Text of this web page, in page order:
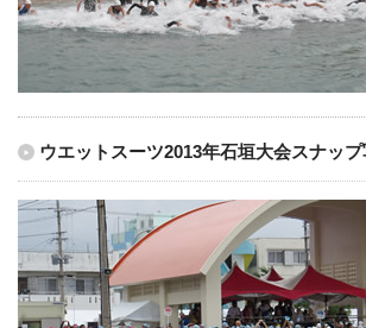
ウエットスーツ2013年石垣大会スナッ